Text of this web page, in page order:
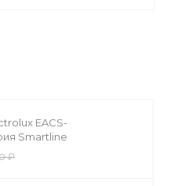
EACS-
Smartline
₽